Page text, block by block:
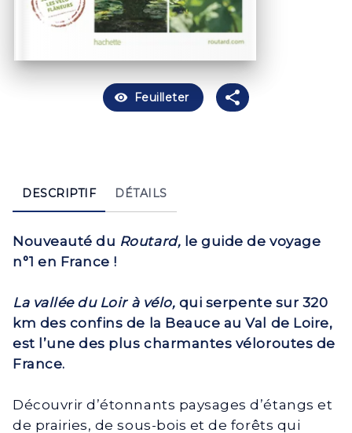
visibility Feuilleter
DESCRIPTIF DÉTAILS
Nouveauté du Routard, le guide de voyage
n°1 en France !
La vallée du Loir à vélo, qui serpente sur 320
km des confins de la Beauce au Val de Loire,
est l’une des plus charmantes véloroutes de
France.
Découvrir d’étonnants paysages d’étangs et
de prairies, de sous-bois et de forêts qui